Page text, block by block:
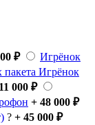
₽
Игрёнок
Игрёнок
000 ₽
+ 48 000 ₽
? + 45 000 ₽